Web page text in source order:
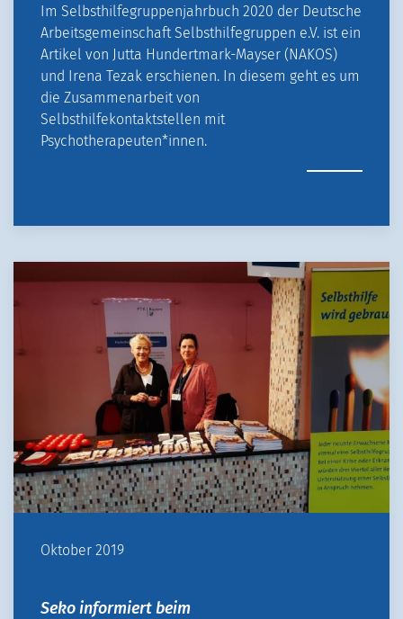
Im Selbsthilfegruppenjahrbuch 2020 der Deutsche
Arbeitsgemeinschaft Selbsthilfegruppen e.V. ist ein
Artikel von Jutta Hundertmark-Mayser (NAKOS)
und Irena Tezak erschienen. In diesem geht es um
die Zusammenarbeit von
Selbsthilfekontaktstellen mit
Psychotherapeuten*innen.
Oktober 2019
Seko informiert beim